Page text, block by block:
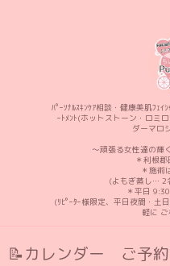
ﾊﾟｰｿﾅﾙｽｷﾝｹｱ相談・健康美肌ﾌｪｲ
ｰﾄﾒﾝﾄ(ホットストーン・ロミ
ダーマロ
〜頑張る女性達の輝
＊利根
＊施術
(よもぎ蒸し… 2
＊平日
(ﾘﾋﾟｰﾀｰ様限定、平日夜間・土
軽に
📝カレンダー ご予